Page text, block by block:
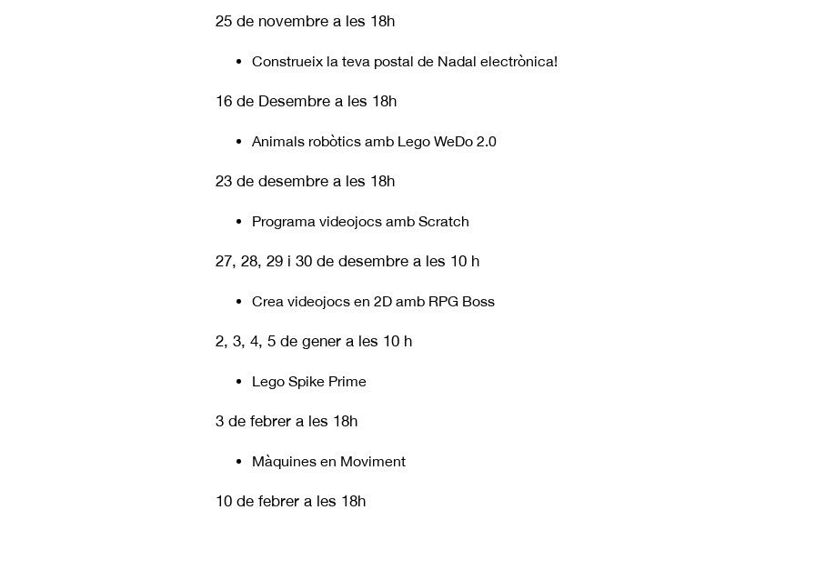
25 de novembre a les 18h
Construeix la teva postal de Nadal electrònica!
16 de Desembre a les 18h
Animals robòtics amb Lego WeDo 2.0
23 de desembre a les 18h
Programa videojocs amb Scratch
27, 28, 29 i 30 de desembre a les 10 h
Crea videojocs en 2D amb RPG Boss
2, 3, 4, 5 de gener a les 10 h
Lego Spike Prime
3 de febrer a les 18h
Màquines en Moviment
10 de febrer a les 18h